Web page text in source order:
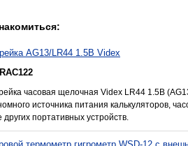
AG13/LR44 1.5В Videx
RAC122
часовая щелочная Videx LR44 1.5В
источника питания калькуляторов,
других портативных устройств.